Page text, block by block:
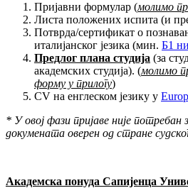
Пријавни формулар (молимо
Листа положених испита (и
Потврда/сертификат о
италијанског језика (мин. Б1
Предлог плана студија (за
академских студија). (молимо
форму у прилогу)
CV на енглеском језику у
* У овој фази пријаве није потребан
докумената оверен од стране
Академска понуда Сапијенца